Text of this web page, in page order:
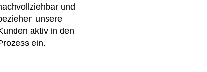
und
unsere
aktiv in den
ein.